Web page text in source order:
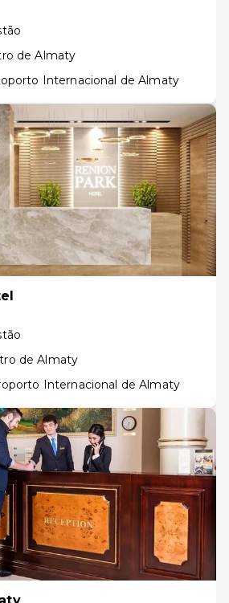
de Almaty
Internacional de Almaty
de Almaty
Internacional de Almaty